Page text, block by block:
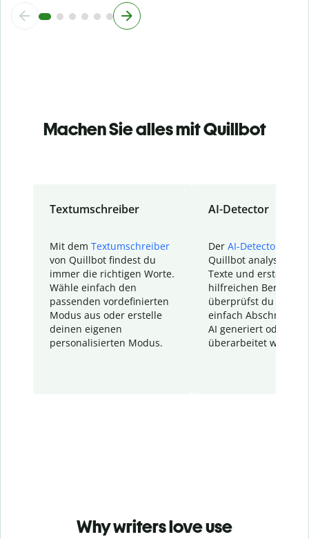
Machen Sie alles mit Quillbot
Textumschreiber
Mit dem Textumschreiber
von Quillbot findest du
immer die richtigen Worte.
Wähle einfach den
passenden vordefinierten
Modus aus oder erstelle
deinen eigenen
personalisierten Modus.
AI-Detector
Der AI-Detector
Quillbot analysiert
Texte und erstellt
hilfreichen Bericht.
überprüfst du
einfach Abschnitte,
AI generiert oder
überarbeitet wurden.
Why writers love use